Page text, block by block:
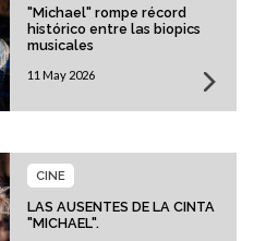
"Michael" rompe récord
histórico entre las biopics
musicales
11 May 2026
LAS AUSENTES DE LA CINTA
"MICHAEL".
CINE